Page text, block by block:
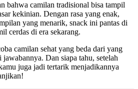
bahwa camilan tradisional bisa tampil
kekinian. Dengan rasa yang enak,
yang menarik, snack ini pantas di
cerdas di era sekarang.
camilan sehat yang beda dari yang
Dan siapa tahu, setelah
juga jadi tertarik menjadikannya